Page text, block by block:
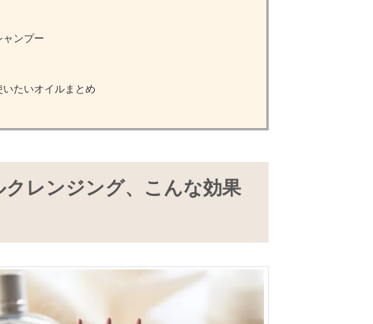
ャンプー
たいオイルまとめ
レンジング、こんな効果